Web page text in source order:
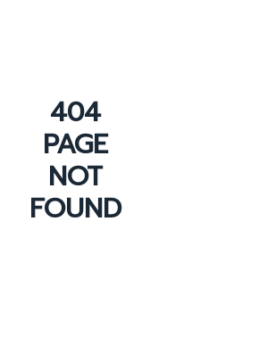
404
PAGE
NOT
FOUND